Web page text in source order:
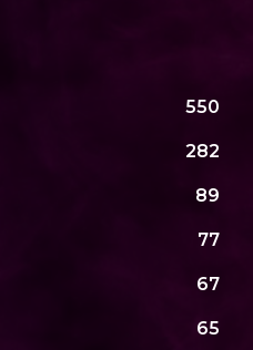
550
282
89
77
67
65